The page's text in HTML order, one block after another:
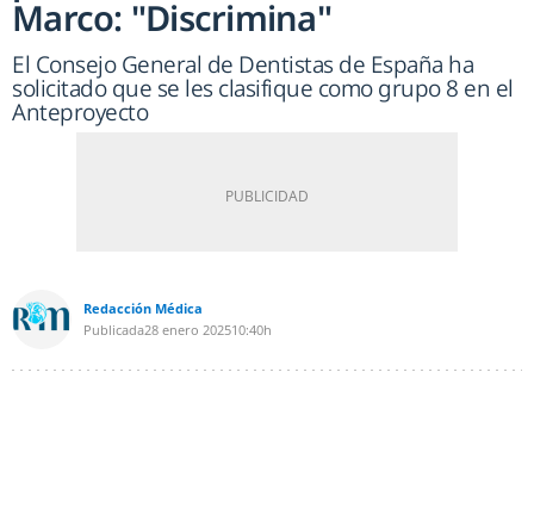
Marco: "Discrimina"
El Consejo General de Dentistas de España ha
solicitado que se les clasifique como grupo 8 en el
Anteproyecto
Redacción Médica
Publicada28 enero 202510:40h